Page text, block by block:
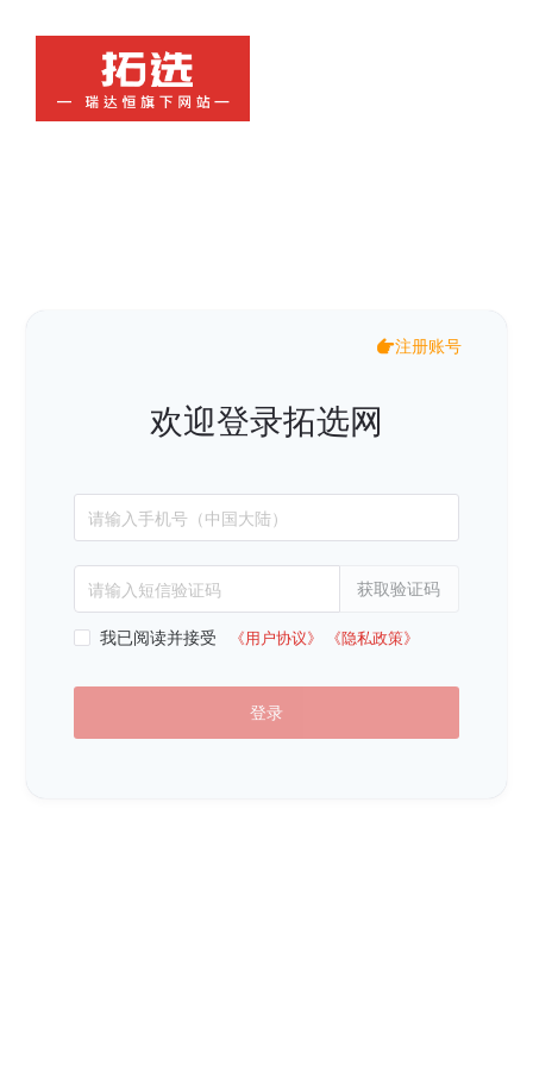
注册账号
欢迎登录拓选网
请输入手机号（中国大陆）
请输入短信验证码 获取验证码
我已阅读并接受 《用户协议》 《隐私政策》
登录